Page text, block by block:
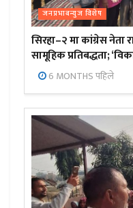
जनप्रभाबन्युज विशेष
सिरहा–२ मा कांग्रेस नेता
सामूहिक प्रतिबद्धता;
6 MONTHS पहिले